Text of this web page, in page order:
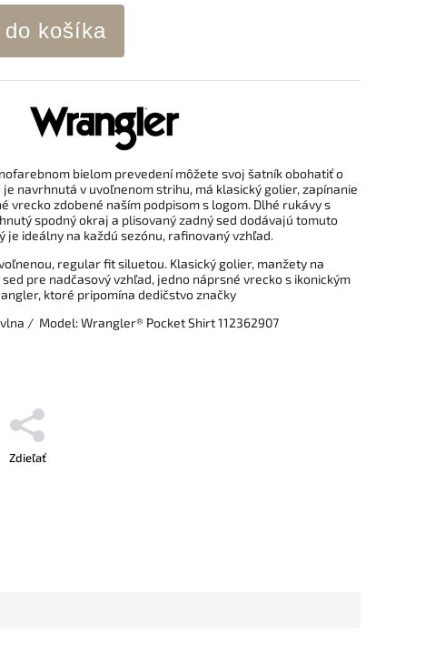
košíka
bielom prevedení môžete svoj šatník obohatiť o
navrhnutá v uvoľnenom strihu, má klasický golier, zapínanie
vrecko zdobené naším podpisom s logom. Dlhé rukávy s
spodný okraj a plisovaný zadný sed dodávajú tomuto
je ideálny na každú sezónu, rafinovaný vzhľad.
regular fit siluetou. Klasický golier, manžety na
pre nadčasový vzhľad, jedno náprsné vrecko s ikonickým
ktoré pripomína dedičstvo značky
/ Model: Wrangler® Pocket Shirt 112362907
Zdieľať